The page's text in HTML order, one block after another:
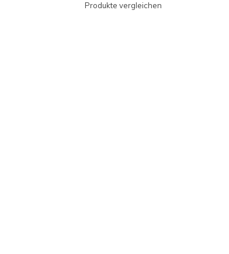
Produkte vergleichen